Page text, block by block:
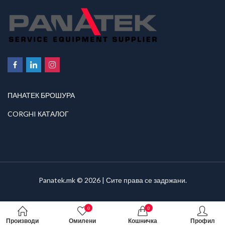
ПАНАТЕК БРОШУРА
CORGHI КАТАЛОГ
Panatek.mk © 2026 | Сите права се задржани.
Производи
0
Омилени
0
Кошничка Профил